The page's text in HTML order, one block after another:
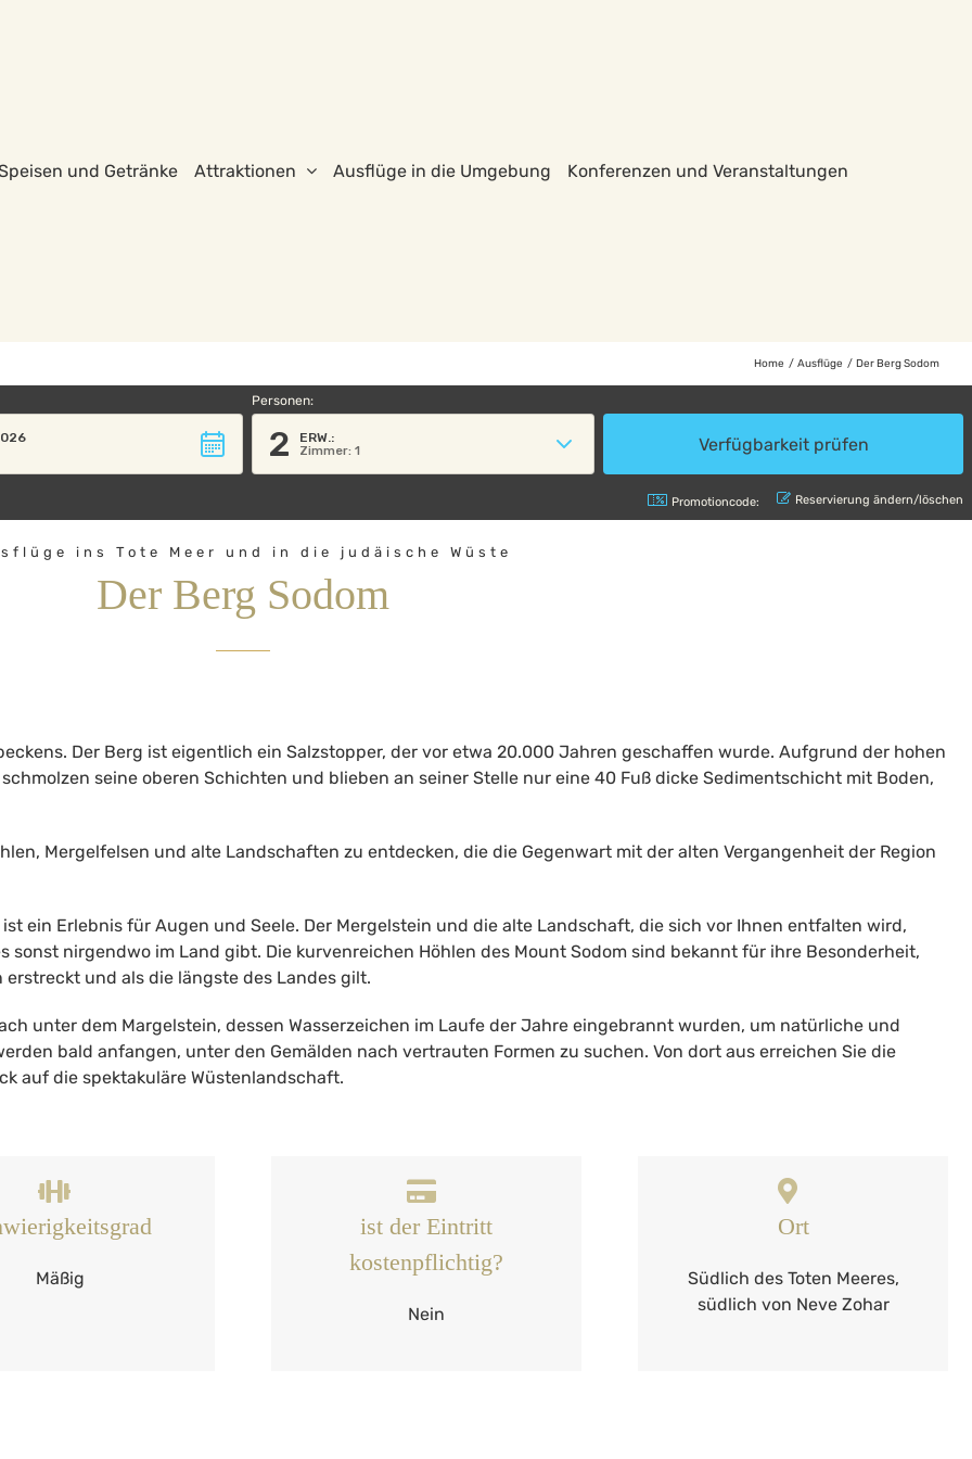
und Getränke Attraktionen Ausflüge in die Umgebung Konferenzen und Veranstaltungen
Home Ausflüge Der Berg Sodom
Personen:
2 ERW.:
Zimmer: 1
Promotioncode: Reservierung ändern/löschen
ins Tote Meer und in die judäische Wüste
Der Berg Sodom
Der Berg ist eigentlich ein Salzstopper, der vor etwa 20.000 Jahren geschaffen wurde. Aufgrund der hohen
seine oberen Schichten und blieben an seiner Stelle nur eine 40 Fuß dicke Sedimentschicht mit Boden,
Mergelfelsen und alte Landschaften zu entdecken, die die Gegenwart mit der alten Vergangenheit der Region
ist ein Erlebnis für Augen und Seele. Der Mergelstein und die alte Landschaft, die sich vor Ihnen entfalten wird,
sonst nirgendwo im Land gibt. Die kurvenreichen Höhlen des Mount Sodom sind bekannt für ihre Besonderheit,
und als die längste des Landes gilt.
unter dem Margelstein, dessen Wasserzeichen im Laufe der Jahre eingebrannt wurden, um natürliche und
bald anfangen, unter den Gemälden nach vertrauten Formen zu suchen. Von dort aus erreichen Sie die
auf die spektakuläre Wüstenlandschaft.
Mäßig
ist der Eintritt
kostenpflichtig?
Nein
Ort
Südlich des Toten Meeres,
südlich von Neve Zohar